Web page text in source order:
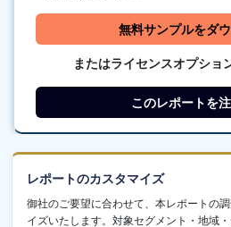
無料サンプルをダ
またはライセンスオプショ
このレポートを
レポートのカスタマイズ
御社のご要望に合わせて、本レポートの
イズいたします。対象セグメント・地域